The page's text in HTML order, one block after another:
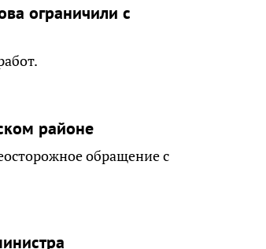
ограничили с
районе
обращение с